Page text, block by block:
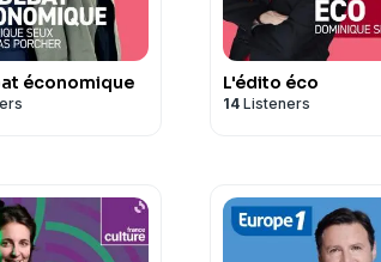
d'informations.
économique L'édito éco
14 Listeners